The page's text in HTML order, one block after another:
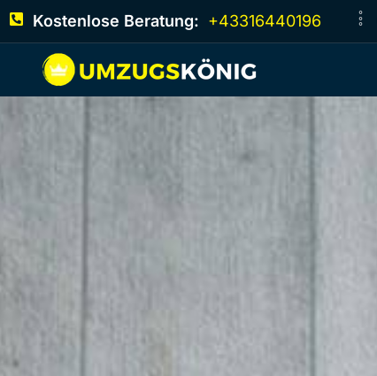
Kostenlose Beratung: +43316440196